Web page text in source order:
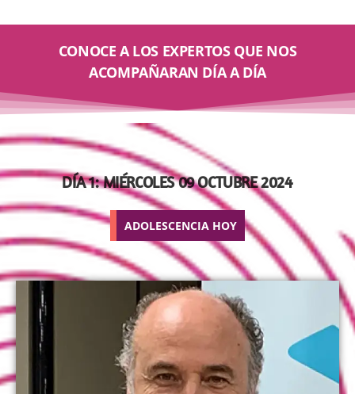
CONOCE A LOS EXPERTOS QUE NOS
ACOMPAÑARAN DÍA A DÍA
DÍA 1: MIÉRCOLES 09 OCTUBRE 2024
ADOLESCENCIA HOY